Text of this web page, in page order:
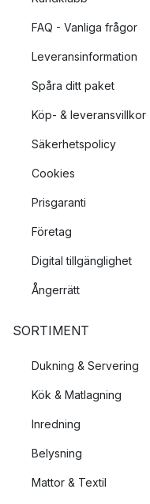
FAQ - Vanliga frågor
Leveransinformation
Spåra ditt paket
Köp- & leveransvillkor
Säkerhetspolicy
Cookies
Prisgaranti
Företag
Digital tillgänglighet
Ångerrätt
SORTIMENT
Dukning & Servering
Kök & Matlagning
Inredning
Belysning
Mattor & Textil